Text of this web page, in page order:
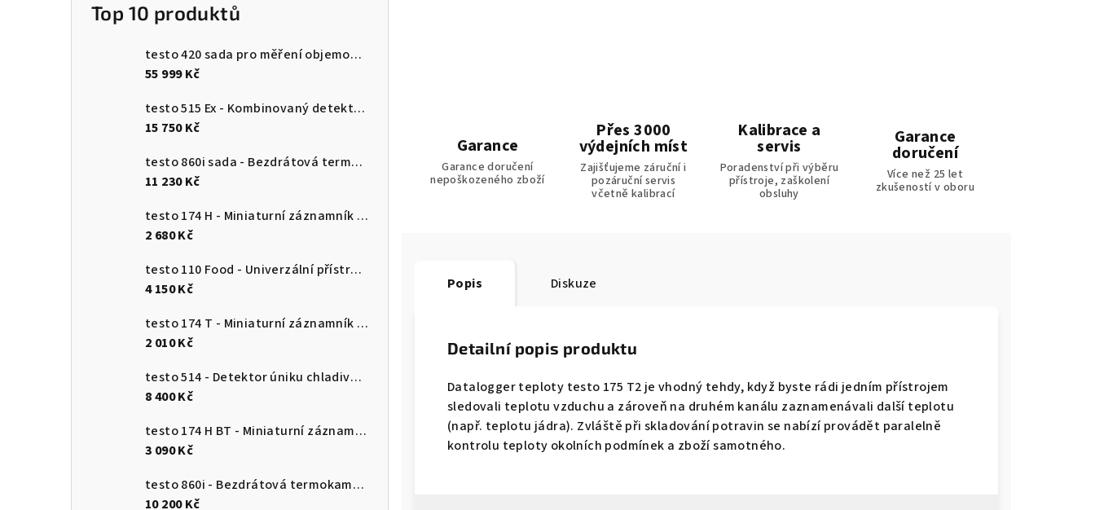
Top 10 produktů
testo 420 sada pro měření objemového průtoku
55 999 Kč
testo 515 Ex - Kombinovaný detektor úniku
15 750 Kč
testo 860i sada - Bezdrátová termokamera pro chytré telefony
11 230 Kč
testo 174 H - Miniaturní záznamník pro měření teploty a vlhkosti s USB-C a softwarem pro PC
2 680 Kč
testo 110 Food - Univerzální přístroj pro měření teploty s připojením k aplikaci
4 150 Kč
testo 174 T - Miniaturní záznamník teploty s USB-C a softwarem pro PC
2 010 Kč
testo 514 - Detektor úniku chladiva s ohebnou sondou
8 400 Kč
testo 174 H BT - Miniaturní záznamník pro měření teploty a vlhkosti s Bluetooth a připojením k aplikaci
3 090 Kč
testo 860i - Bezdrátová termokamera pro chytré telefony
10 200 Kč
Garance
Garance doručení
nepoškozeného zboží
Přes 3000
výdejních míst
Zajišťujeme záruční i
pozáruční servis
včetně kalibrací
Kalibrace a
servis
Poradenství při výběru
přístroje, zaškolení
obsluhy
Garance
doručení
Více než 25 let
zkušeností v oboru
Popis Diskuze
Detailní popis produktu
Datalogger teploty testo 175 T2 je vhodný tehdy, když byste rádi jedním přístrojem
sledovali teplotu vzduchu a zároveň na druhém kanálu zaznamenávali další teplotu
(např. teplotu jádra). Zvláště při skladování potravin se nabízí provádět paralelně
kontrolu teploty okolních podmínek a zboží samotného.